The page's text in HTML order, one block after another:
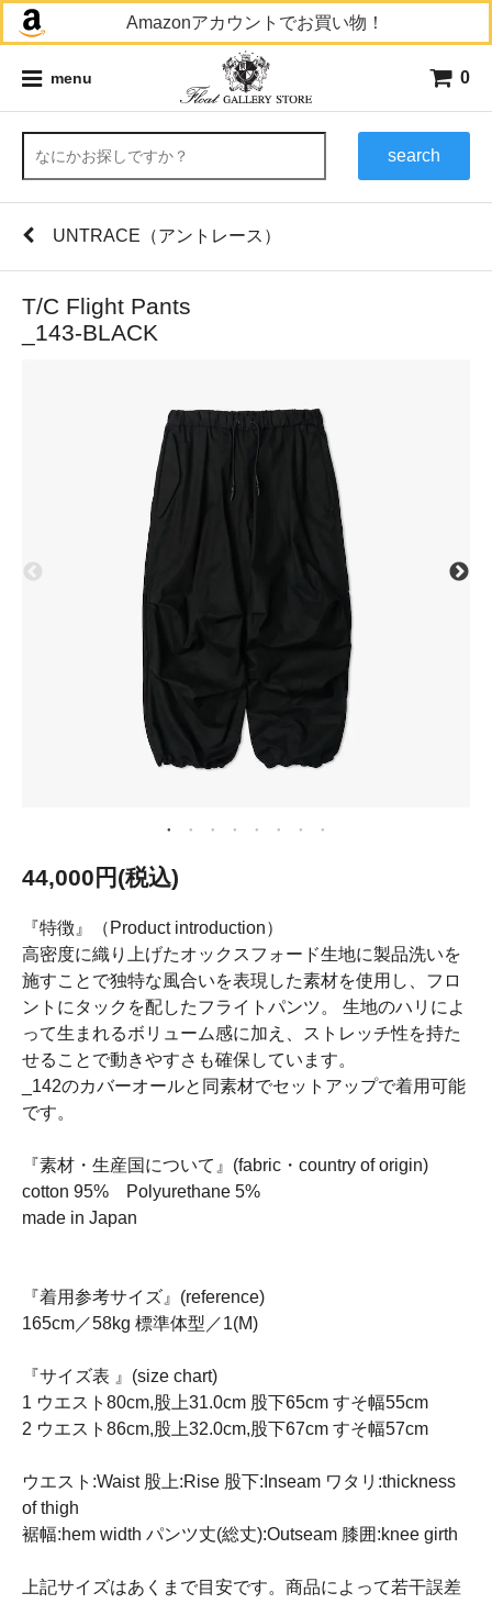
Amazonアカウントでお買い物！
menu 0
search
UNTRACE（アントレース）
T/C Flight Pants
_143-BLACK
44,000円(税込)
『特徴』（Product introduction）
高密度に織り上げたオックスフォード生地に製品洗いを
施すことで独特な風合いを表現した素材を使用し、フロ
ントにタックを配したフライトパンツ。 生地のハリによ
って生まれるボリューム感に加え、ストレッチ性を持た
せることで動きやすさも確保しています。
_142のカバーオールと同素材でセットアップで着用可能
です。
『素材・生産国について』(fabric・country of origin)
cotton 95% Polyurethane 5%
made in Japan
『着用参考サイズ』(reference)
165cm／58kg 標準体型／1(M)
『サイズ表 』(size chart)
1 ウエスト80cm,股上31.0cm 股下65cm すそ幅55cm
2 ウエスト86cm,股上32.0cm,股下67cm すそ幅57cm
ウエスト:Waist 股上:Rise 股下:Inseam ワタリ:thickness
of thigh
裾幅:hem width パンツ丈(総丈):Outseam 膝囲:knee girth
上記サイズはあくまで目安です。商品によって若干誤差